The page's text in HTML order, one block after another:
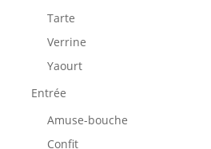
Tarte
Verrine
Yaourt
Entrée
Amuse-bouche
Confit